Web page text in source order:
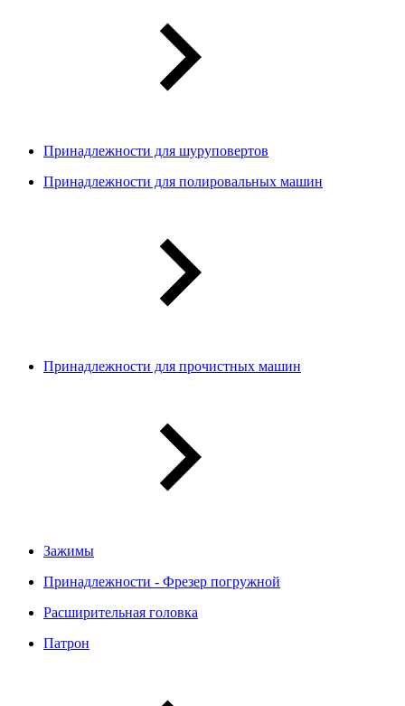
Принадлежности для шуруповертов
Принадлежности для полировальных машин
Принадлежности для прочистных машин
Зажимы
Принадлежности - Фрезер погружной
Расширительная головка
Патрон